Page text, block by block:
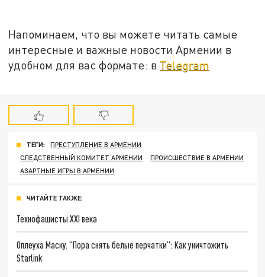
Напоминаем, что вы можете читать самые
интересные и важные новости Армении в
удобном для вас формате: в Telegram
ТЕГИ:
ПРЕСТУПЛЕНИЕ В АРМЕНИИ
СЛЕДСТВЕННЫЙ КОМИТЕТ АРМЕНИИ
ПРОИСШЕСТВИЕ В АРМЕНИИ
АЗАРТНЫЕ ИГРЫ В АРМЕНИИ
ЧИТАЙТЕ ТАКЖЕ:
Технофашисты XXI века
Оплеуха Маску. "Пора снять белые перчатки": Как уничтожить
Starlink